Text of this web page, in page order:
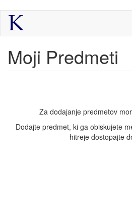
Skip
main
Moji Predmeti
Za dodajanje predmetov
Dodajte predmet, ki ga obiskujete
hitreje dostopajte